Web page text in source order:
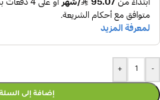
-
+
إضافة إلى السلة